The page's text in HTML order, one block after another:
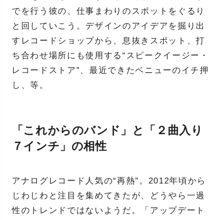
でを行う彼の、仕事まわりのスポットをぐるり
と回していこう。デザインのアイデアを掘り出
すレコードショップから、息抜きスポット、打
ち合わせ場所にも使用する“スピークイージー・
レコードストア”、最近できたベニューのイチ押
し、等。
「これからのバンド」と「２曲入り
７インチ」の相性
アナログレコード人気の“再熱”。2012年頃から
じわじわと注目を集めてきたが、どうやら一過
性のトレンドではないようだ。「アップデート